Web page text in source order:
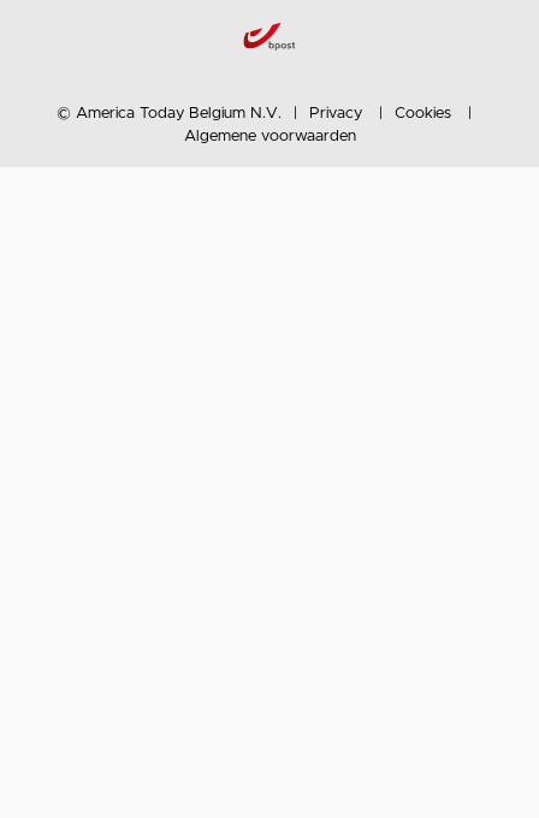
© America Today Belgium N.V. Privacy
Cookies
Algemene voorwaarden